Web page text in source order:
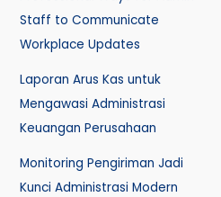
Staff to Communicate
Workplace Updates
Laporan Arus Kas untuk
Mengawasi Administrasi
Keuangan Perusahaan
Monitoring Pengiriman Jadi
Kunci Administrasi Modern